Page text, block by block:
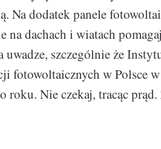
Na dodatek panele
dachach i wiatach
szczególnie że
fotowoltaicznych w Polsce
roku. Nie czekaj, tracąc